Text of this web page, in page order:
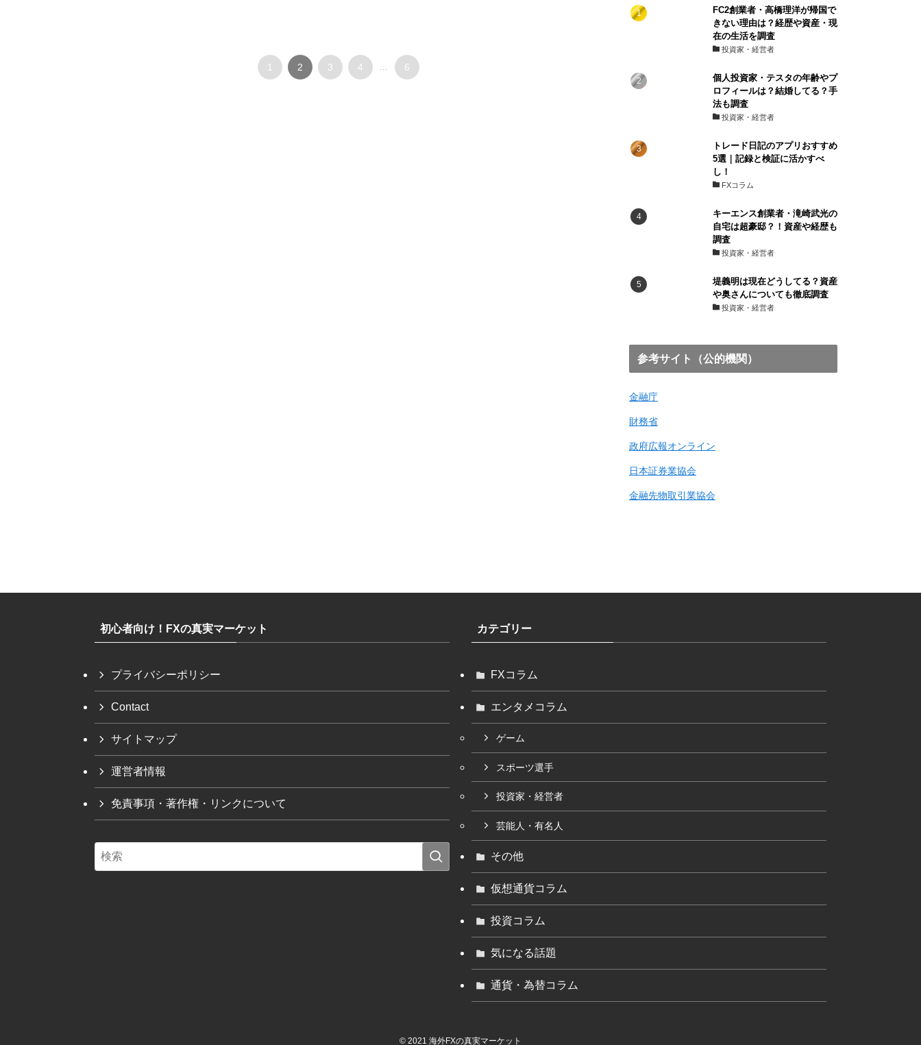
1 2 3 4 ... 6
FC2創業者・高橋理洋が帰国で
きない理由は？経歴や資産・現
在の生活を調査
投資家・経営者
個人投資家・テスタの年齢やプ
ロフィールは？結婚してる？手
法も調査
投資家・経営者
トレード日記のアプリおすすめ
5選｜記録と検証に活かすべ
し！
FXコラム
キーエンス創業者・滝崎武光の
自宅は超豪邸？！資産や経歴も
調査
投資家・経営者
堤義明は現在どうしてる？資産
や奥さんについても徹底調査
投資家・経営者
参考サイト（公的機関）
金融庁
財務省
政府広報オンライン
日本証券業協会
金融先物取引業協会
初心者向け！FXの真実マーケット
プライバシーポリシー
Contact
サイトマップ
運営者情報
免責事項・著作権・リンクについて
カテゴリー
FXコラム
エンタメコラム
ゲーム
スポーツ選手
投資家・経営者
芸能人・有名人
その他
仮想通貨コラム
投資コラム
気になる話題
通貨・為替コラム
© 2021 海外FXの真実マーケット